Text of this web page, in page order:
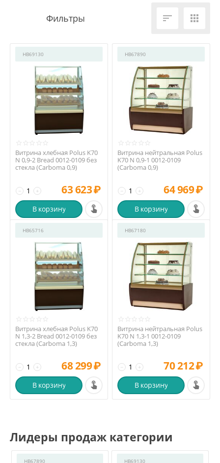
 
HB69130
Витрина хлебная Polus K70
N 0,9-2 Bread 0012-0109 без
стекла (Carboma 0,9)
+
− 63 623₽
В корзину
HB67890
Витрина нейтральная Polus
K70 N 0,9-1 0012-0109
(Carboma 0,9)
+
− 64 969₽
В корзину
HB65716
Витрина хлебная Polus K70
N 1,3-2 Bread 0012-0109 без
стекла (Сarboma 1,3)
+
− 68 299₽
В корзину
HB67180
Витрина нейтральная Polus
K70 N 1,3-1 0012-0109
(Сarboma 1,3)
+
− 70 212₽
В корзину
Лидеры продаж категории
HB67890 HB69130